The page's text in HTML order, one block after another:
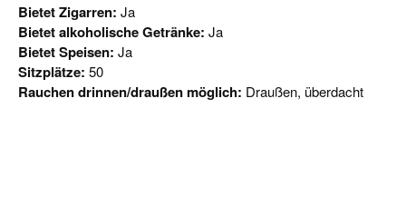
Bietet Zigarren: Ja
Bietet alkoholische Getränke: Ja
Bietet Speisen: Ja
Sitzplätze: 50
Rauchen drinnen/draußen möglich: Draußen, überdacht